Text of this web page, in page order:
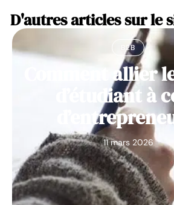
D'autres articles sur le
B2B
Comment allier
d’étudiant à
11 mars 2026